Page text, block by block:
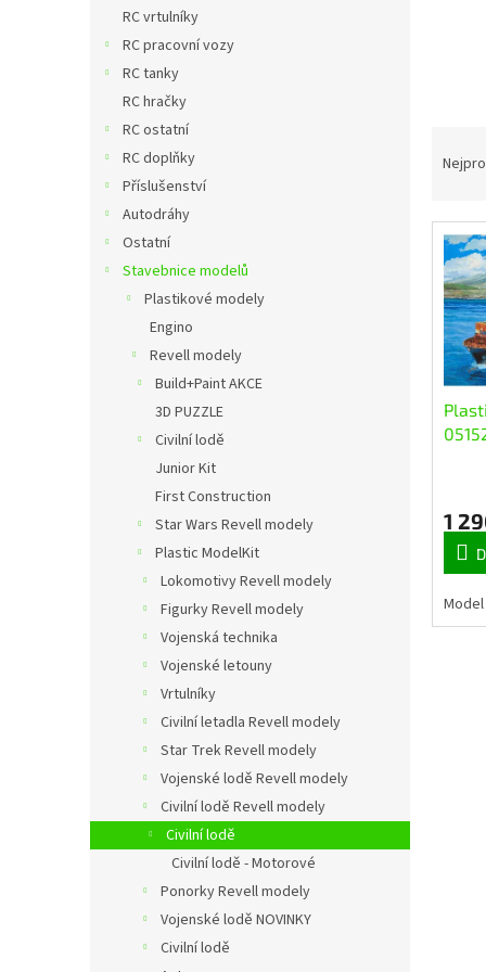
RC vrtulníky
RC pracovní vozy
RC tanky
RC hračky
RC ostatní
RC doplňky
Příslušenství
Autodráhy
Ostatní
Stavebnice modelů
Plastikové modely
Engino
Revell modely
Build+Paint AKCE
3D PUZZLE
Civilní lodě
Junior Kit
First Construction
Star Wars Revell modely
Plastic ModelKit
Lokomotivy Revell modely
Figurky Revell modely
Vojenská technika
Vojenské letouny
Vrtulníky
Civilní letadla Revell modely
Star Trek Revell modely
Vojenské lodě Revell modely
Civilní lodě Revell modely
Civilní lodě
Civilní lodě - Motorové
Ponorky Revell modely
Vojenské lodě NOVINKY
Civilní lodě
1